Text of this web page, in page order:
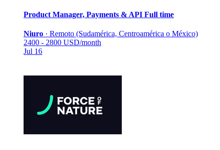
Product Manager, Payments & API Full time
Niuro · Remoto (Sudamérica, Centroamérica o México)
2400 - 2800 USD/month
Jul 16